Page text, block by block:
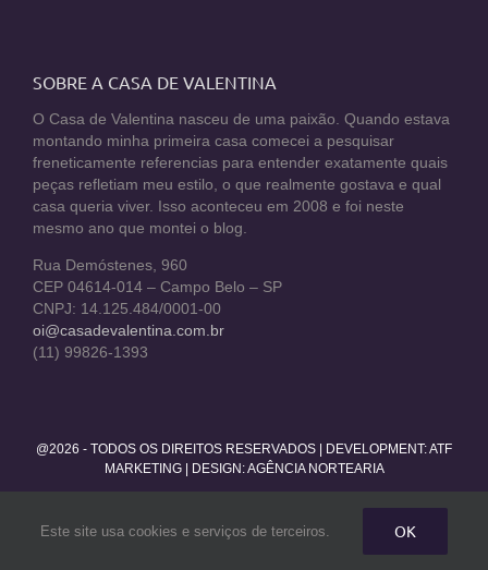
SOBRE A CASA DE VALENTINA
O Casa de Valentina nasceu de uma paixão. Quando estava
montando minha primeira casa comecei a pesquisar
freneticamente referencias para entender exatamente quais
peças refletiam meu estilo, o que realmente gostava e qual
casa queria viver. Isso aconteceu em 2008 e foi neste
mesmo ano que montei o blog.
Rua Demóstenes, 960
CEP 04614-014 – Campo Belo – SP
CNPJ: 14.125.484/0001-00
oi@casadevalentina.com.br
(11) 99826-1393
@2026 - TODOS OS DIREITOS RESERVADOS | DEVELOPMENT:ATF
MARKETING| DESIGN: AGÊNCIA NORTEARIA
FacebookTwitterInstagramPinterestYouTube
Este site usa cookies e serviços de terceiros. OK